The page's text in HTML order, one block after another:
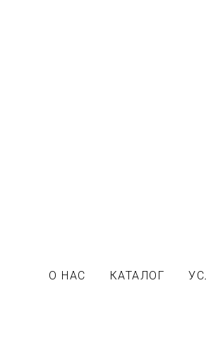
О НАС КАТАЛОГ